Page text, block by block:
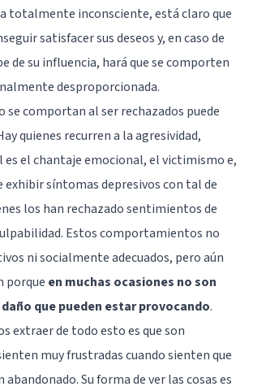
totalmente inconsciente, está claro que
satisfacer sus deseos y, en caso de
de su influencia, hará que se comporten
desproporcionada.
se comportan al ser rechazados puede
quienes recurren a la agresividad,
es el chantaje emocional, el victimismo e,
síntomas depresivos con tal de
los han rechazado sentimientos de
Estos comportamientos no
ni socialmente adecuados, pero aún
porque en muchas ocasiones no son
que pueden estar provocando.
extraer de todo esto es que son
muy frustradas cuando sienten que
abandonado. Su forma de ver las cosas es